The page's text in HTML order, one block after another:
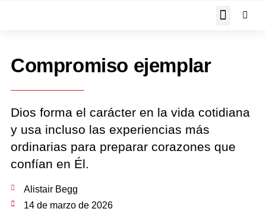
Compromiso ejemplar
Dios forma el carácter en la vida cotidiana
y usa incluso las experiencias más
ordinarias para preparar corazones que
confían en Él.
Alistair Begg
14 de marzo de 2026